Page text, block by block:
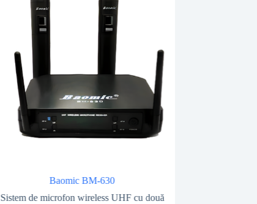
Baomic BM-630
Sistem de microfon wireless UHF cu două